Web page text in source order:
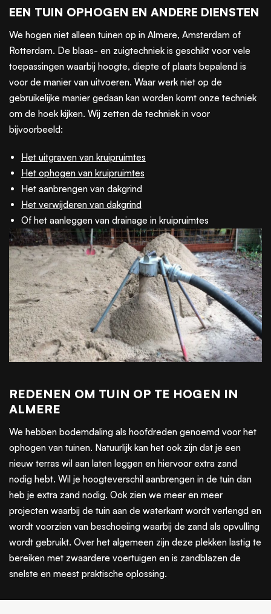
EEN TUIN OPHOGEN EN ANDERE DIENSTEN
We hogen niet alleen tuinen op in Almere, Amsterdam of
Rotterdam. De blaas- en zuigtechniek is geschikt voor vele
toepassingen waarbij hoogte, diepte of plaats bepalend is
voor de manier van uitvoeren. Waar werk niet op de
gebruikelijke manier gedaan kan worden komt onze techniek
om de hoek kijken. Wij zetten de techniek in voor
bijvoorbeeld:
Het uitgraven van kruipruimtes
Het ophogen van kruipruimtes
Het aanbrengen van dakgrind
Het verwijderen van dakgrind
Of het aanleggen van drainage in kruipruimtes
REDENEN OM TUIN OP TE HOGEN IN
ALMERE
We hebben bodemdaling als hoofdreden genoemd voor het
ophogen van tuinen. Natuurlijk kan het ook zijn dat je een
nieuw terras wil aan laten leggen en hiervoor extra zand
nodig hebt. Wil je hoogteverschil aanbrengen in de tuin dan
heb je extra zand nodig. Ook zien we meer en meer
projecten waarbij de tuin aan de waterkant wordt verlengd en
wordt voorzien van beschoeiing waarbij de zand als opvulling
wordt gebruikt. Over het algemeen zijn deze plekken lastig te
bereiken met zwaardere voertuigen en is zandblazen de
snelste en meest praktische oplossing.